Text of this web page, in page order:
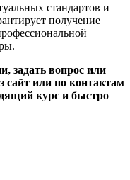
стандартов и
получение
задать вопрос или
сайт или по контактам
курс и быстро